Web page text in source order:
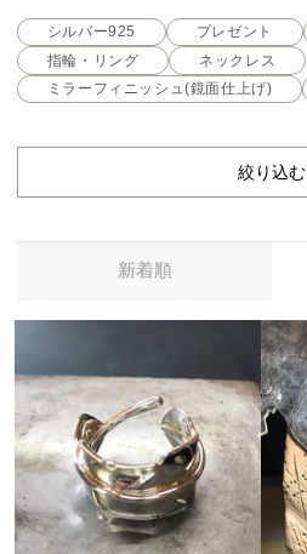
シルバー925 プレゼント
指輪・リング
ネックレス
ミラーフィニッシュ(鏡面仕上げ)
絞り込む
新着順